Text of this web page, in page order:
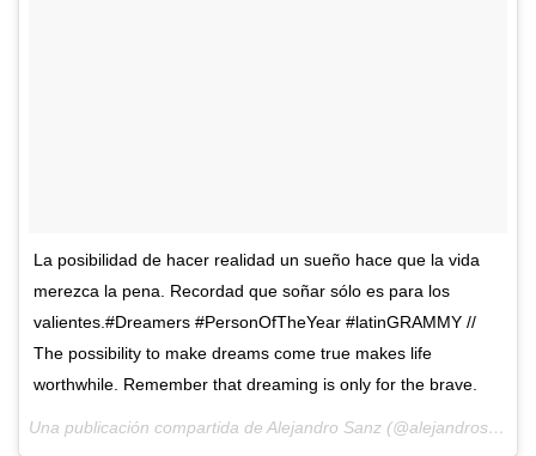
La posibilidad de hacer realidad un sueño hace que la vida
merezca la pena. Recordad que soñar sólo es para los
valientes.#Dreamers #PersonOfTheYear #latinGRAMMY //
The possibility to make dreams come true makes life
worthwhile. Remember that dreaming is only for the brave.
Una publicación compartida de Alejandro Sanz (@alejandrosanz) el